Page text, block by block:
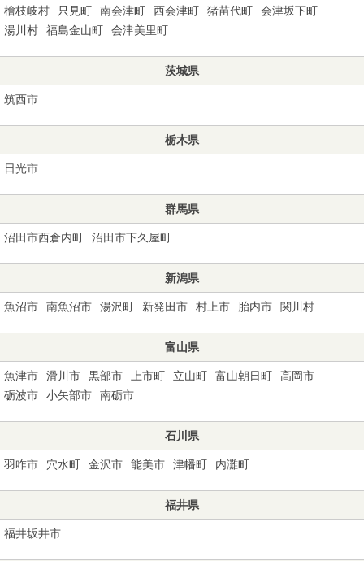
檜枝岐村 只見町 南会津町 西会津町 猪苗代町
会津坂下町
湯川村
福島金山町 会津美里町
茨城県
筑西市
栃木県
日光市
群馬県
沼田市西倉内町 沼田市下久屋町
新潟県
魚沼市 南魚沼市 湯沢町 新発田市 村上市 胎内市 関川村
富山県
魚津市 滑川市 黒部市 上市町 立山町 富山朝日町
高岡市
砺波市
小矢部市 南砺市
石川県
羽咋市 穴水町 金沢市 能美市 津幡町 内灘町
福井県
福井坂井市